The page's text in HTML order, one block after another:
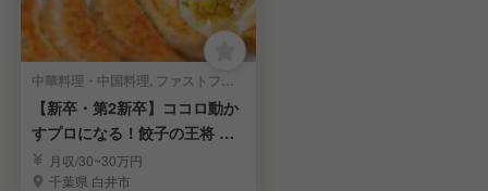
中華料理・中国料理, ファストフード | キッチンスタッフ
【新卒・第2新卒】ココロ動か
すプロになる！餃子の王将 店
舗スタッフ募集
月収/30~30万円
千葉県 白井市